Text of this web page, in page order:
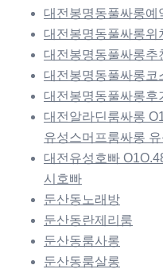
대전봉명동풀싸롱예
대전봉명동풀싸롱위
대전봉명동풀싸롱추
대전봉명동풀싸롱코
대전봉명동풀싸롱후
대전알라딘룸싸롱
유성스머프룸싸롱
대전유성호빠
시호빠
둔산동노래방
둔산동란제리룸
둔산동룸사롱
둔산동룸살롱